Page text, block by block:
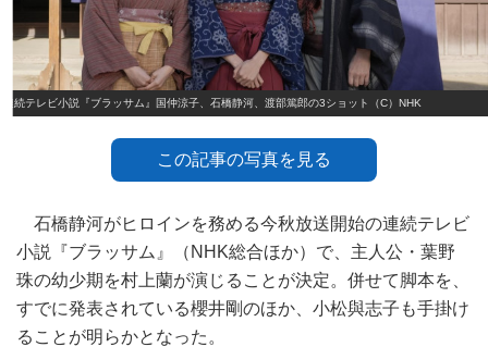
連続テレビ小説『ブラッサム』国仲涼子、石橋静河、渡部篤郎の3ショット（C）NHK
この記事の写真を見る
石橋静河がヒロインを務める今秋放送開始の連続テレビ
小説『ブラッサム』（NHK総合ほか）で、主人公・葉野
珠の幼少期を村上蘭が演じることが決定。併せて脚本を、
すでに発表されている櫻井剛のほか、小松與志子も手掛け
ることが明らかとなった。